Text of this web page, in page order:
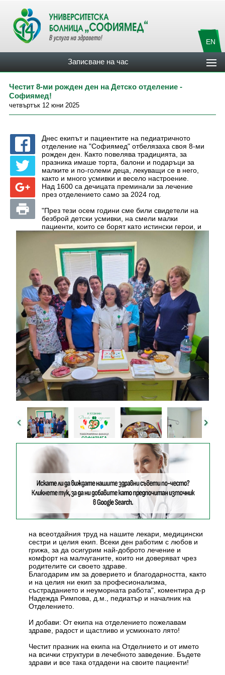
EN
Записване на час
Честит 8-ми рожден ден на Детско отделение -
Софиямед!
четвъртък 12 юни 2025
Днес екипът и пациентите на педиатричното
отделение на "Софиямед" отбелязаха своя 8-ми
рожден ден. Както повелява традицията, за
празника имаше торта, балони и подаръци за
малките и по-големи деца, лекуващи се в него,
както и много усмивки и весело настроение.
Над 1600 са дечицата преминали за лечение
през отделението само за 2024 год.
"През тези осем години сме били свидетели на
безброй детски усмивки, на смели малки
пациенти, които се борят като истински герои, и
на всеотдайния труд на нашите лекари, медицински
сестри и целия екип. Всеки ден работим с любов и
грижа, за да осигурим най-доброто лечение и
комфорт на малчуганите, които ни доверяват чрез
родителите си своето здраве.
Благодарим им за доверието и благодарността, както
и на целия ни екип за професионализма,
състраданието и неуморната работа", коментира д-р
Надежда Римпова, д.м., педиатър и началник на
Отделението.
И добави: От екипа на отделението пожелавам
здраве, радост и щастливо и усмихнато лято!
Честит празник на екипа на Отделнието и от името
на всички структури в лечебното заведение. Бъдете
здрави и все така отдадени на своите пациенти!